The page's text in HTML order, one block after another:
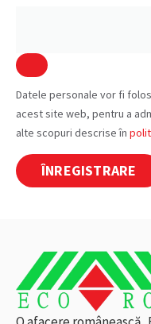
Datele personale vor fi
acest site web, pentru a
alte scopuri descrise în
ÎNREGISTRARE